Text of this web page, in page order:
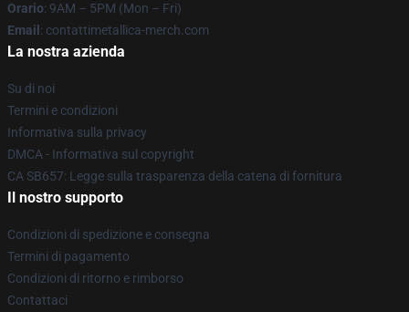
Orario: 9AM – 5PM (Mon – Fri)
Email : contattimetallica-merch.com
La nostra azienda
Su di noi
Termini e condizioni
Informativa sulla privacy
DMCA - Informativa sul copyright
CA SB657: Legge sulla trasparenza della catena di fornitura
Il nostro supporto
Condizioni di spedizione e consegna
Termini di pagamento
Condizioni di ritorno e rimborso
Contattaci